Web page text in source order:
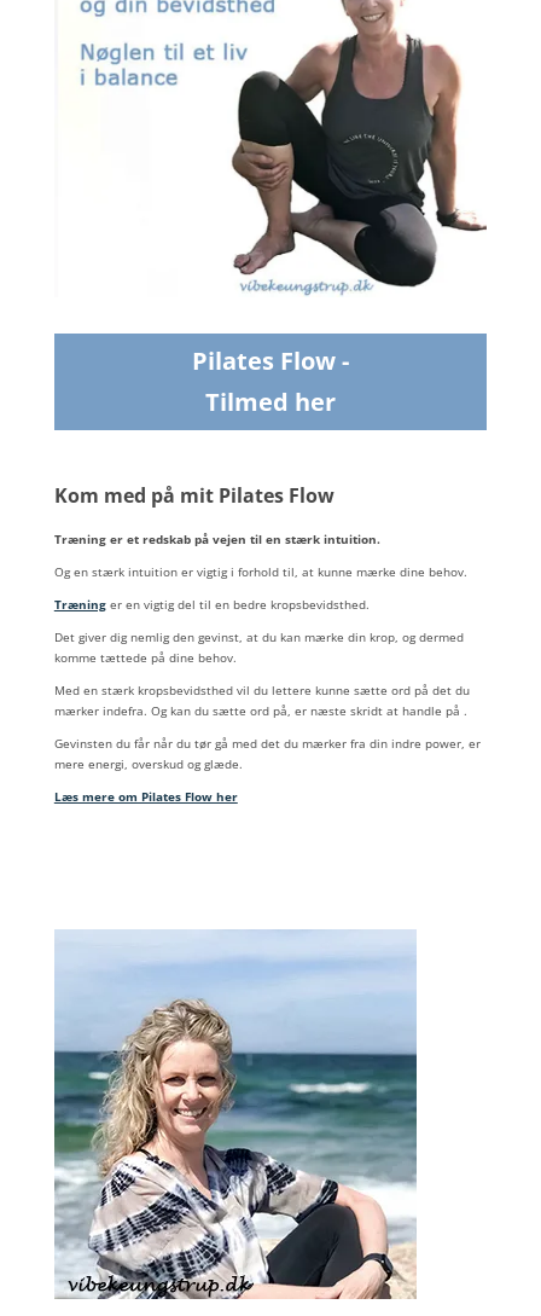
Pilates Flow -
Tilmed her
Kom med på mit Pilates Flow
Træning er et redskab på vejen til en stærk intuition.
Og en stærk intuition er vigtig i forhold til, at kunne mærke dine behov.
Træninger en vigtig del til en bedre kropsbevidsthed.
Det giver dig nemlig den gevinst, at du kan mærke din krop, og dermed
komme tættede på dine behov.
Med en stærk kropsbevidsthed vil du lettere kunne sætte ord på det du
mærker indefra. Og kan du sætte ord på, er næste skridt at handle på .
Gevinsten du får når du tør gå med det du mærker fra din indre power, er
mere energi, overskud og glæde.
Læs mere om Pilates Flow her